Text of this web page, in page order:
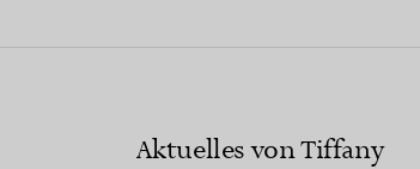
Aktuelles von Tiffany